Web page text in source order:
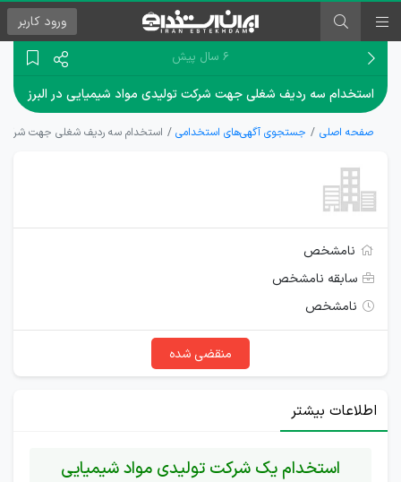
ورود کاربر
۶ سال پیش
استخدام سه ردیف شغلی جهت شرکت تولیدی مواد شیمیایی در البرز
صفحه اصلی جستجوی آگهی‌های استخدامی استخدام سه ردیف شغلی جهت شرکت
نامشخص
سابقه نامشخص
نامشخص
منقضی شده
اطلاعات بیشتر
استخدام یک شرکت تولیدی مواد شیمیایی